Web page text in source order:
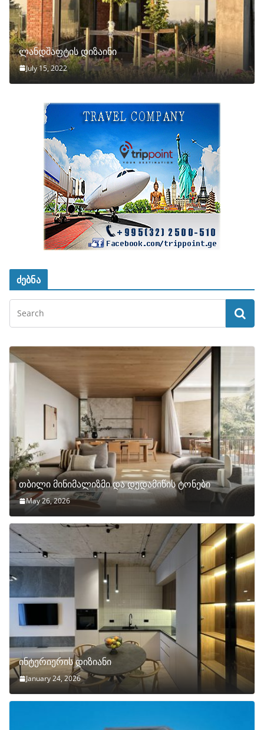
ლანდშაფტის დიზაინი
July 15, 2022
ძებნა
თბილი მინიმალიზმი და დედამიწის ტონები
May 26, 2026
ინტერიერის დიზიანი
January 24, 2026